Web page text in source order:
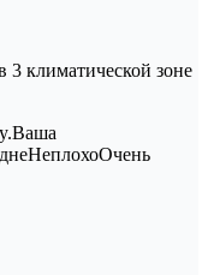
климатической зоне